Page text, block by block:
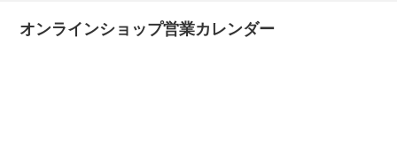
オンラインショップ営業カレンダー